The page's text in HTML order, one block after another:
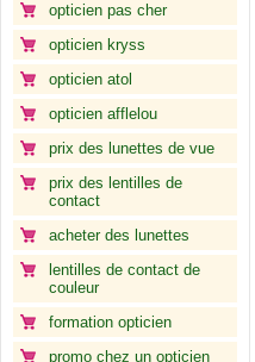
opticien pas cher
opticien kryss
opticien atol
opticien afflelou
prix des lunettes de vue
prix des lentilles de
contact
acheter des lunettes
lentilles de contact de
couleur
formation opticien
promo chez un opticien